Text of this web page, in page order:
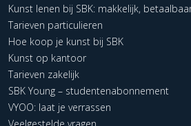
Kunst lenen bij SBK: makkelijk,
Tarieven particulieren
Hoe koop je kunst bij SBK
Kunst op kantoor
Tarieven zakelijk
SBK Young – studentenabonnement
VYOO: laat je verrassen